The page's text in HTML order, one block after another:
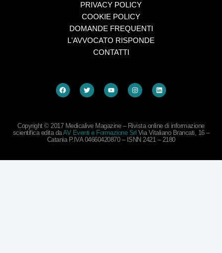
PRIVACY POLICY
COOKIE POLICY
DOMANDE FREQUENTI
L'AVVOCATO RISPONDE
CONTATTI
Copyright © 2017 Medicalive Magazine – Rivista online di informazione
scientifica edita daAV Eventi e Formazione Srl Via Vitaliano Brancati, 16 –
Catania P.IVA 04660420870 – ISNN 2421 – 2180